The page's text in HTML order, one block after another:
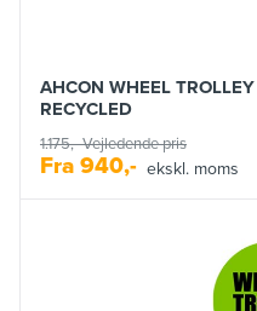
AHCON WHEEL
RECYCLED
1.175,-Vejledende pris
Fra 940,- ekskl. moms